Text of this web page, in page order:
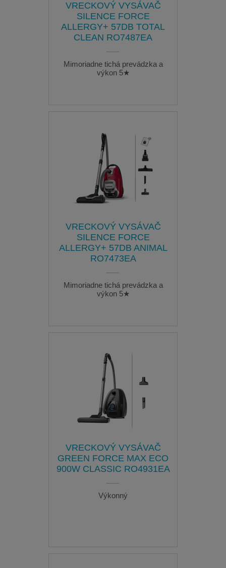
VRECKOVÝ VYSÁVAČ
SILENCE FORCE
ALLERGY+ 57DB TOTAL
CLEAN RO7487EA
Mimoriadne tichá prevádzka a
výkon 5★
VRECKOVÝ VYSÁVAČ
SILENCE FORCE
ALLERGY+ 57DB ANIMAL
RO7473EA
Mimoriadne tichá prevádzka a
výkon 5★
VRECKOVÝ VYSÁVAČ
GREEN FORCE MAX ECO
900W CLASSIC RO4931EA
Výkonný